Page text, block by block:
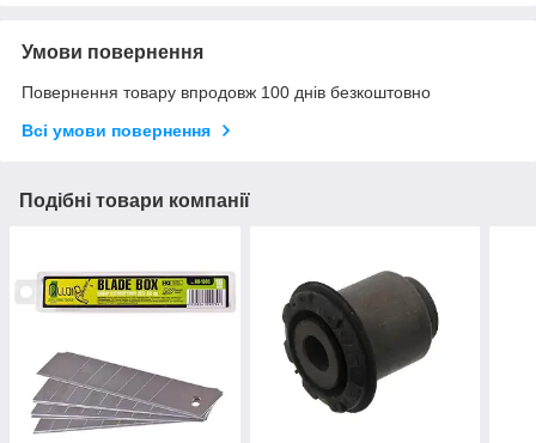
Умови повернення
Повернення товару впродовж 100 днів безкоштовно
Всі умови повернення
Подібні товари компанії